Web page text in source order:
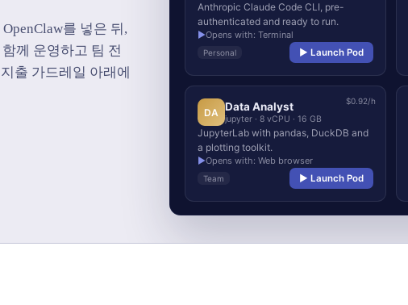
를 넣은 뒤,
께 운영하고 팀 전
출 가드레일 아래에
Anthropic Claude Code CLI, pre-
authenticated and ready to run.
▶Opens with: Terminal
Personal ▶ Launch Pod
$0.92/h
DA Data Analyst
jupyter · 8 vCPU · 16 GB
JupyterLab with pandas, DuckDB and
a plotting toolkit.
▶Opens with: Web browser
Team ▶ Launch Pod